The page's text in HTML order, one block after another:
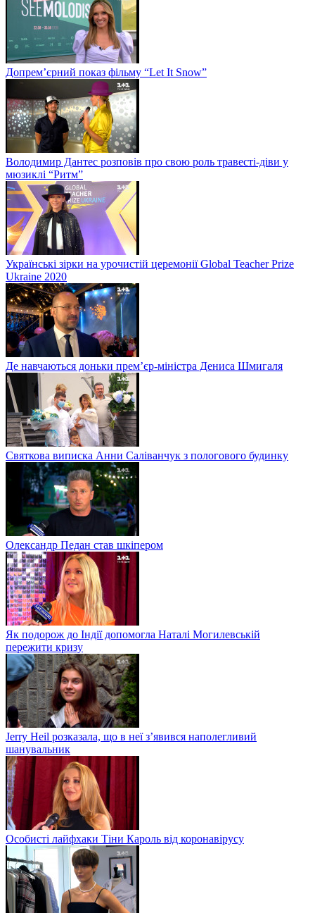
Допрем’єрний показ фільму “Let It Snow”
Володимир Дантес розповів про свою роль травесті-діви у
мюзиклі “Ритм”
Українські зірки на урочистій церемонії Global Teacher Prize
Ukraine 2020
Де навчаються доньки прем’єр-міністра Дениса Шмигаля
Святкова виписка Анни Саліванчук з пологового будинку
Олександр Педан став шкіпером
Як подорож до Індії допомогла Наталі Могилевській
пережити кризу
Jerry Heil розказала, що в неї з’явився наполегливий
шанувальник
Особисті лайфхаки Тіни Кароль від коронавірусу